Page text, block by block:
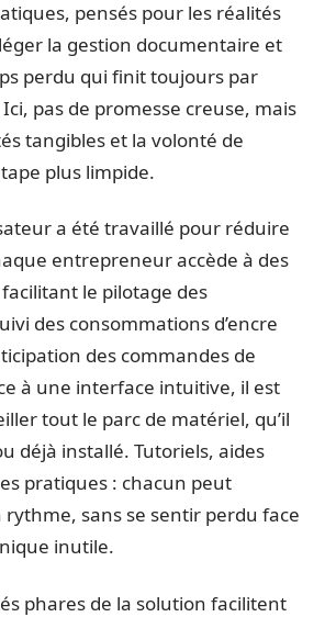
pensés pour les réalités
la gestion documentaire et
perdu qui finit toujours par
pas de promesse creuse, mais
tangibles et la volonté de
plus limpide.
a été travaillé pour réduire
entrepreneur accède à des
le pilotage des
des consommations d’encre
des commandes de
à une interface intuitive, il est
tout le parc de matériel, qu’il
déjà installé. Tutoriels, aides
pratiques : chacun peut
rythme, sans se sentir perdu face
inutile.
phares de la solution facilitent